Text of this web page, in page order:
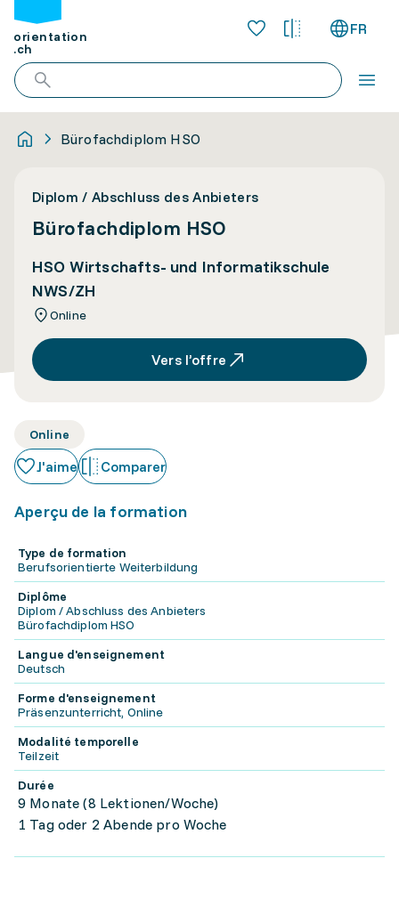
orientation
.ch
FR
Bürofachdiplom HSO
Diplom / Abschluss des Anbieters
Bürofachdiplom HSO
HSO Wirtschafts- und Informatikschule
NWS/ZH
Online
Vers l’offre
Online
J'aime Comparer
Aperçu de la formation
Type de formation
Berufsorientierte Weiterbildung
Diplôme
Diplom / Abschluss des Anbieters
Bürofachdiplom HSO
Langue d'enseignement
Deutsch
Forme d'enseignement
Präsenzunterricht, Online
Modalité temporelle
Teilzeit
Durée
9 Monate (8 Lektionen/Woche)
1 Tag oder 2 Abende pro Woche